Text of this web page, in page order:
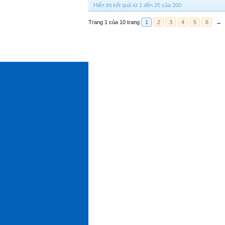
Hiển thị kết quả từ 1 đến 20 của 200
Trang 1 của 10 trang 1 2 3 4 5 6 →